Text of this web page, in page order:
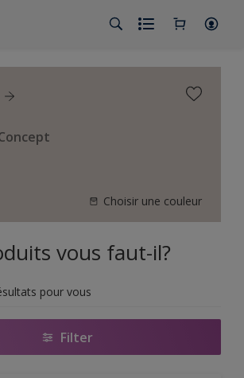
Choisir une couleur
vous faut-il?
pour vous
Filter